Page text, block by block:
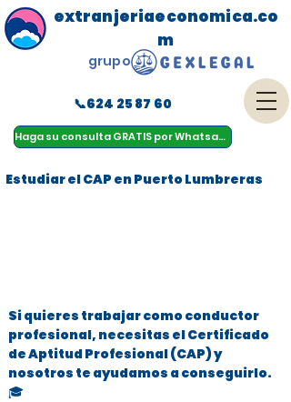
Haga su consulta GRATIS por Whatsapp
menu
extranjeriaeconomica.co
m
📞624 25 87 60
grupo
Estudiar el CAP en Puerto Lumbreras
Si quieres trabajar como conductor
profesional, necesitas el Certificado
de Aptitud Profesional (CAP) y
nosotros te ayudamos a conseguirlo.
🎓